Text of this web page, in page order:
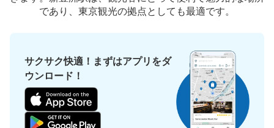
保管できる荷物数
大
/ ¥700中:7 / ¥500
支払い方法
現金, ICカード
であり、東京観光の拠点としても最適です。
サクサク快適！まずはアプリをダ
ウンロード！